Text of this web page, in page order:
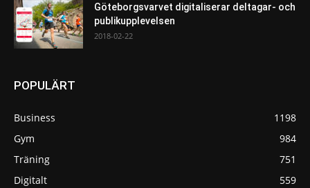
Göteborgsvarvet digitaliserar deltagar- och
publikupplevelsen
2018-02-22
POPULÄRT
Business
1198
Gym
984
Träning
751
Digitalt
559